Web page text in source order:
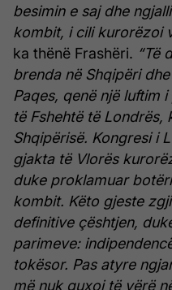
besimin e saj dhe
kombit, i cili kurorëzoi
ka thënë Frashëri. “Të
brenda në Shqipëri
Paqes, qenë një luftim
të Fshehtë të
Shqipërisë. Kongresi i
gjakta të Vlorës
duke proklamuar
kombit. Këto gjeste
definitive çështjen,
parimeve:
tokësor. Pas atyre
më nuk guxoi të vërë